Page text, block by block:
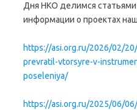
Дня НКО делимся статьями
информации о проектах
https://asi.org.ru/2026/02/
prevratil-vtorsyre-v-
poseleniya/
https://asi.org.ru/2025/06/